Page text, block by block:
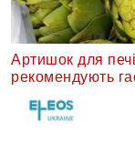
Артишок для
рекомендують